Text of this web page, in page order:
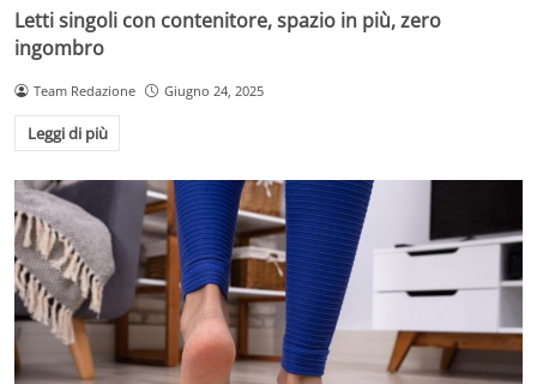
Letti singoli con contenitore, spazio in più, zero
ingombro
Team Redazione Giugno 24, 2025
Leggi di più